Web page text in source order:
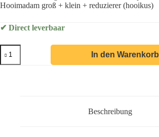
Hooimadam groß + klein + reduzierer (hooikus)
✔ Direct leverbaar
In den Warenkorb
Beschreibung